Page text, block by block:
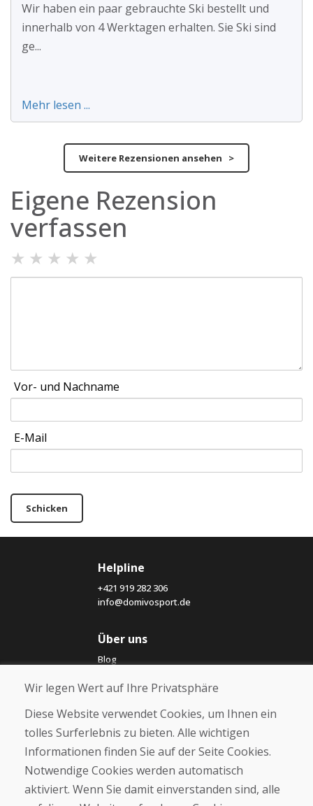
Wir haben ein paar gebrauchte Ski bestellt und
innerhalb von 4 Werktagen erhalten. Sie Ski sind
ge...
Mehr lesen ...
Weitere Rezensionen ansehen >
Eigene Rezension
verfassen
★ ★ ★ ★ ★
Vor- und Nachname
E-Mail
Schicken
Helpline
+421 919 282 306
info@domivosport.de
Über uns
Blog
Geschäft
Kaufen
E-Shop
Impressum
Geschäftsbedingungen
Wir legen Wert auf Ihre Privatsphäre
Diese Website verwendet Cookies, um Ihnen ein
tolles Surferlebnis zu bieten. Alle wichtigen
Informationen finden Sie auf der Seite Cookies.
Notwendige Cookies werden automatisch
aktiviert. Wenn Sie damit einverstanden sind, alle